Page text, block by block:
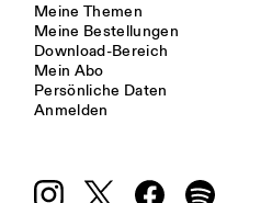
Meine Themen
Meine Bestellungen
Download-Bereich
Mein Abo
Persönliche Daten
Anmelden